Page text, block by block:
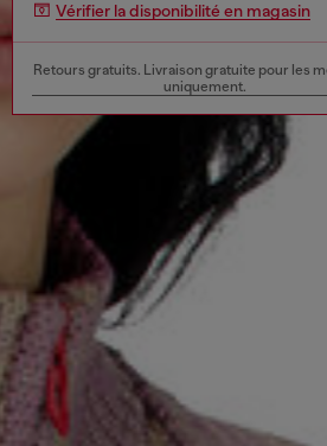
Vérifier la disponibilité en magasin
Retours gratuits. Livraison gratuite pour les
uniquement.